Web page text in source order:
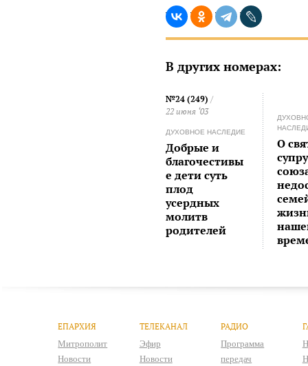
В других номерах:
№24 (249) /
22 июня ‘03
ДУХОВНОЕ НАСЛЕДИЕ
Добрые и
благочестивы
е дети суть
плод
усердных
молитв
родителей
О
ЕПАРХИЯ
Митрополит
Новости
ТЕЛЕКАНАЛ
Эфир
Новости
РАДИО
Программа
передач